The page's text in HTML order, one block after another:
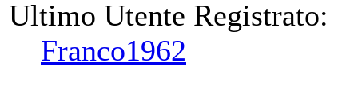
Ultimo Utente Registrato:
Franco1962